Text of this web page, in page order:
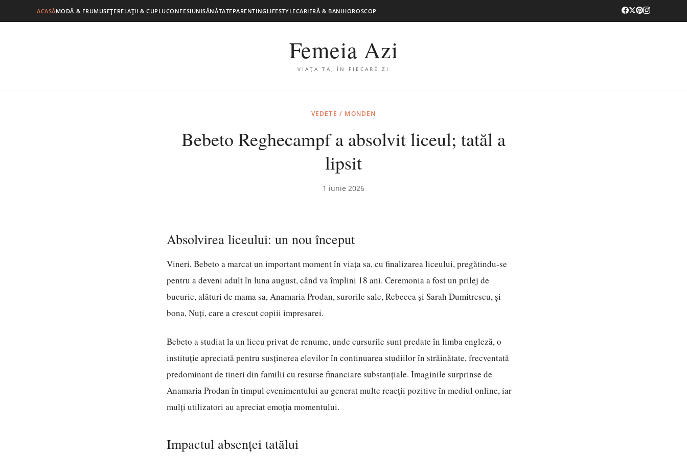
ACASĂMODĂ & FRUMUSEȚERELAȚII & CUPLUCONFESIUNISĂNĂTATEPARENTINGLIFESTYLECARIERĂ & BANIHOROSCOP
Femeia Azi
VIAȚA TA, ÎN FIECARE ZI
VEDETE / MONDEN
Bebeto Reghecampf a absolvit liceul; tatăl a
lipsit
1 iunie 2026
Absolvirea liceului: un nou început
Vineri, Bebeto a marcat un important moment în viața sa, cu finalizarea liceului, pregătindu-se
pentru a deveni adult în luna august, când va împlini 18 ani. Ceremonia a fost un prilej de
bucurie, alături de mama sa, Anamaria Prodan, surorile sale, Rebecca și Sarah Dumitrescu, și
bona, Nuți, care a crescut copiii impresarei.
Bebeto a studiat la un liceu privat de renume, unde cursurile sunt predate în limba engleză, o
instituție apreciată pentru susținerea elevilor în continuarea studiilor în străinătate, frecventată
predominant de tineri din familii cu resurse financiare substanțiale. Imaginile surprinse de
Anamaria Prodan în timpul evenimentului au generat multe reacții pozitive în mediul online, iar
mulți utilizatori au apreciat emoția momentului.
Impactul absenței tatălui